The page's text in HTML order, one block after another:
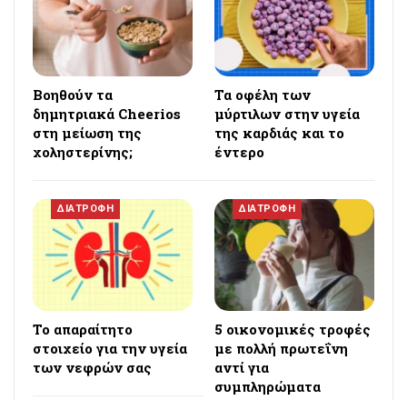
Βοηθούν τα
δημητριακά Cheerios
στη μείωση της
χοληστερίνης;
Τα οφέλη των
μύρτιλων στην υγεία
της καρδιάς και το
έντερο
ΔΙΑΤΡΟΦΗ
Το απαραίτητο
στοιχείο για την υγεία
των νεφρών σας
ΔΙΑΤΡΟΦΗ
5 οικονομικές τροφές
με πολλή πρωτεΐνη
αντί για
συμπληρώματα